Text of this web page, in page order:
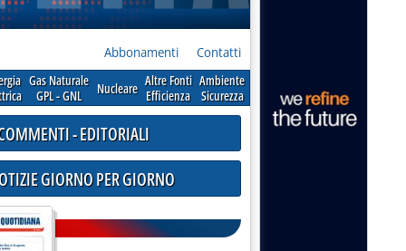
Abbonamenti Contatti
Gas Naturale
GPL - GNL
Nucleare Altre Fonti
Efficienza
Ambiente
Sicurezza
- EDITORIALI
GIORNO PER GIORNO